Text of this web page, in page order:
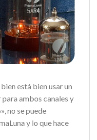
está bien usar un
ambos canales y
no se puede
y lo que hace